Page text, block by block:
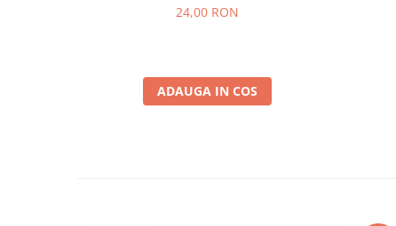
24,00 RON
ADAUGA IN COS